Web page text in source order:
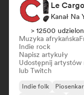
Le Cargo
> 12500
Muzyka afrykańska
Indie rock
Napisz artykuły
Udostępnij artystów
lub Twitch
Indie folk